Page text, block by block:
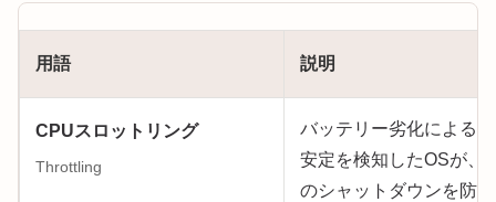
用語 説明
CPUスロットリング
Throttling
バッテリー劣化による
安定を検知したOSが、
のシャットダウンを防